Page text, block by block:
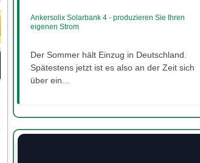
Ankersolix Solarbank 4 - produzieren Sie Ihren
eigenen Strom
Der Sommer hält Einzug in Deutschland.
Spätestens jetzt ist es also an der Zeit sich
über ein...